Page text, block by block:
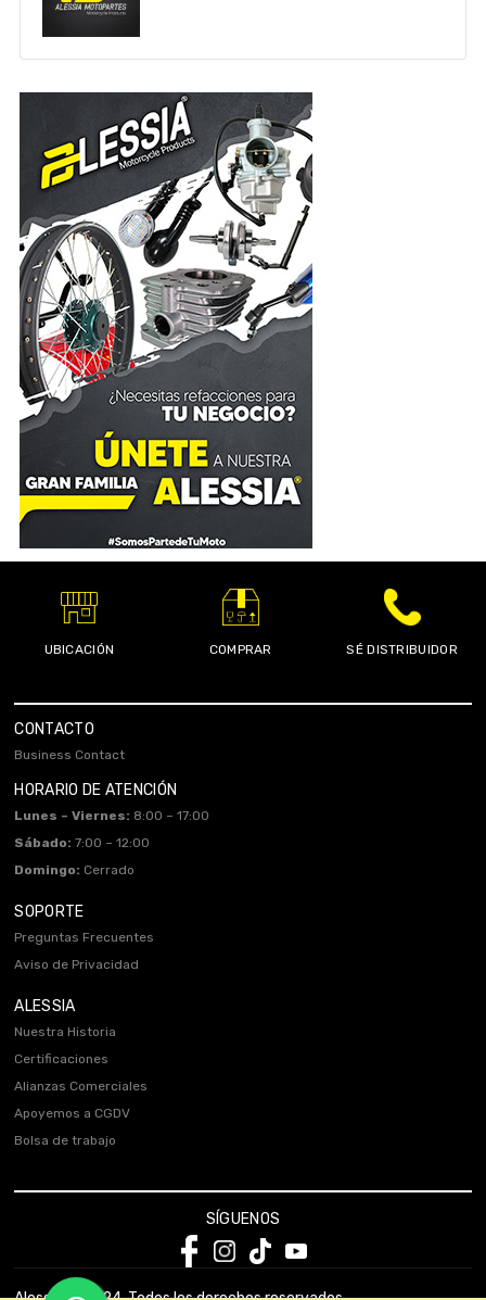
UBICACIÓN COMPRAR SÉ DISTRIBUIDOR
CONTACTO
Business Contact
HORARIO DE ATENCIÓN
Lunes – Viernes: 8:00 – 17:00
Sábado: 7:00 – 12:00
Domingo: Cerrado
SOPORTE
Preguntas Frecuentes
Aviso de Privacidad
ALESSIA
Nuestra Historia
Certificaciones
Alianzas Comerciales
Apoyemos a CGDV
Bolsa de trabajo
SÍGUENOS